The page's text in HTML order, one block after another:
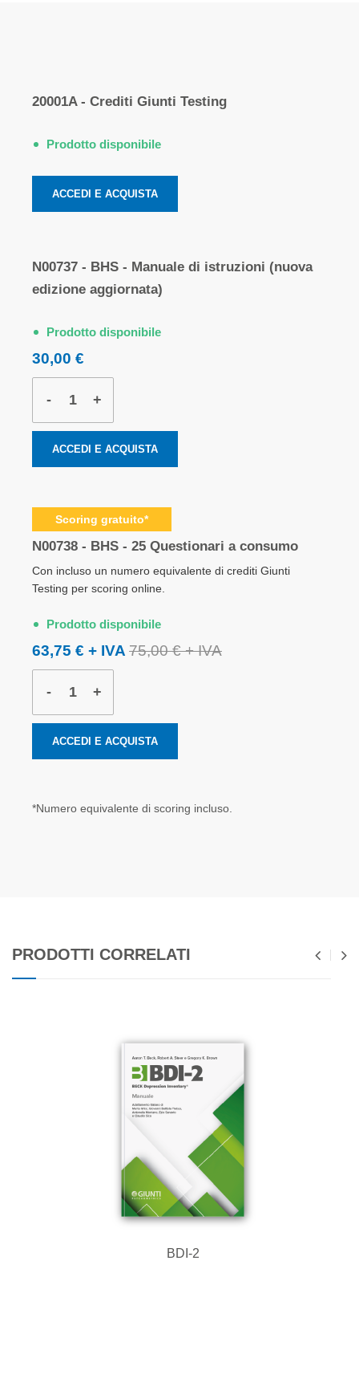
raggruppati
20001A - Crediti Giunti Testing
Prodotto disponibile
ACCEDI E ACQUISTA
N00737 - BHS - Manuale di istruzioni (nuova
edizione aggiornata)
Prodotto disponibile
30,00 €
- +
ACCEDI E ACQUISTA
Scoring gratuito*
N00738 - BHS - 25 Questionari a consumo
Con incluso un numero equivalente di crediti Giunti
Testing per scoring online.
Prodotto disponibile
63,75 € 75,00 €
- +
ACCEDI E ACQUISTA
*Numero equivalente di scoring incluso.
PRODOTTI CORRELATI
BDI-2